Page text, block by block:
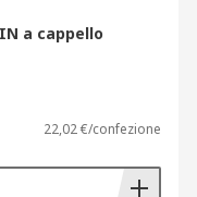
a cappello
22,02 €/confezione